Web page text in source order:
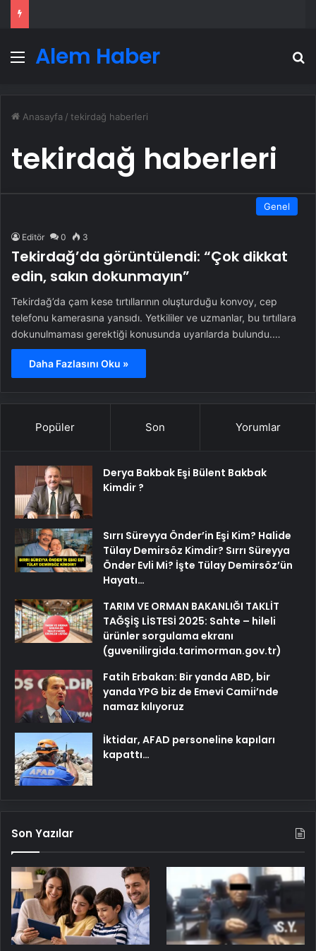
MenüAlem Haber
Anasayfa / tekirdağ haberleri
tekirdağ haberleri
Genel
Editör 0 3
Tekirdağ’da görüntülendi: “Çok dikkat
edin, sakın dokunmayın”
Tekirdağ’da çam kese tırtıllarının oluşturduğu konvoy, cep
telefonu kamerasına yansıdı. Yetkililer ve uzmanlar, bu tırtıllara
dokunulmaması gerektiği konusunda uyarılarda bulundu.…
Daha Fazlasını Oku »
Popüler Son Yorumlar
Derya Bakbak Eşi Bülent Bakbak
Kimdir ?
Sırrı Süreyya Önder’in Eşi Kim? Halide
Tülay Demirsöz Kimdir? Sırrı Süreyya
Önder Evli Mi? İşte Tülay Demirsöz’ün
Hayatı…
TARIM VE ORMAN BAKANLIĞI TAKLİT
TAĞŞİŞ LİSTESİ 2025: Sahte – hileli
ürünler sorgulama ekranı
(guvenilirgida.tarimorman.gov.tr)
Fatih Erbakan: Bir yanda ABD, bir
yanda YPG biz de Emevi Camii’nde
namaz kılıyoruz
İktidar, AFAD personeline kapıları
kapattı…
Son Yazılar